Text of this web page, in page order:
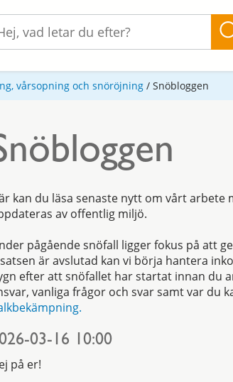
vårsopning och snöröjning / Snöbloggen
kan du läsa senaste nytt om vårt arbete
av offentlig miljö.
pågående snöfall ligger fokus på att
är avslutad kan vi börja hantera
efter att snöfallet har startat innan du
vanliga frågor och svar samt var du
03-16 10:00
på er!